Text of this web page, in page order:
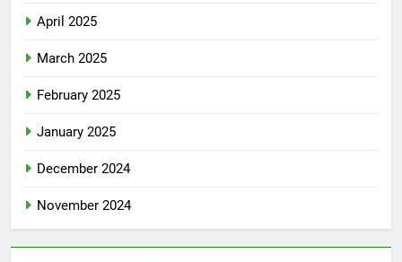
April 2025
March 2025
February 2025
January 2025
December 2024
November 2024